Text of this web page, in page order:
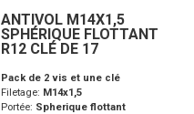
ANTIVOL M14X1,5
SPHÉRIQUE FLOTTANT
R12 CLÉ DE 17
Pack de 2 vis et une clé
Filetage: M14x1,5
Portée: Spherique flottant